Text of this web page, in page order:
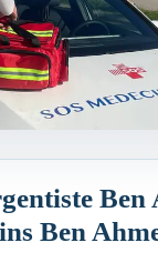
Ben
Ben